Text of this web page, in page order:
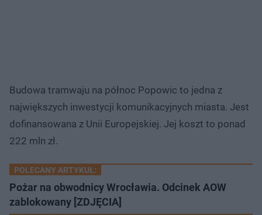
Budowa tramwaju na północ Popowic to jedna z
największych inwestycji komunikacyjnych miasta. Jest
dofinansowana z Unii Europejskiej. Jej koszt to ponad
222 mln zł.
POLECANY ARTYKUŁ:
Pożar na obwodnicy Wrocławia. Odcinek AOW
zablokowany [ZDJĘCIA]